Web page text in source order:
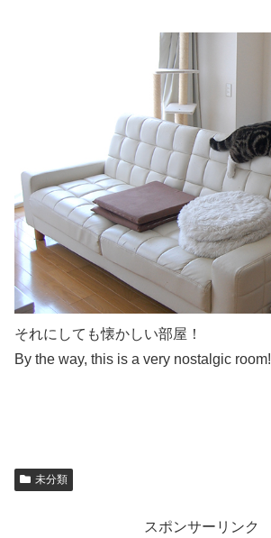
それにしても懐かしい部屋！
By the way, this is a very nostalgic room!
未分類
スポンサーリンク